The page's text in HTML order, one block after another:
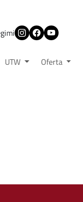
UTW Oferta